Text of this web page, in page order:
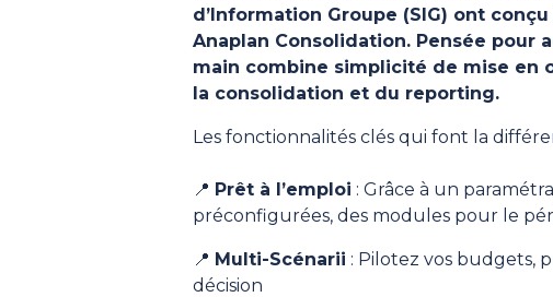
d’Information Groupe (SIG) ont conçu
Anaplan Consolidation. Pensée pour
main combine simplicité de mise en
la consolidation et du reporting.
Les fonctionnalités clés qui font la
📍 Prêt à l’emploi : Grâce à un
préconfigurées, des modules pour le
📍 Multi-Scénarii : Pilotez vos budgets,
décision